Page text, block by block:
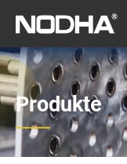
Produkte